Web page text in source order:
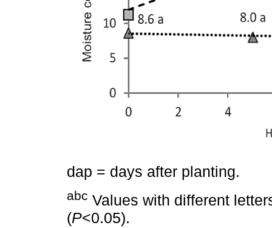
dap = days after planting.
abc Values with different
(P<0.05).